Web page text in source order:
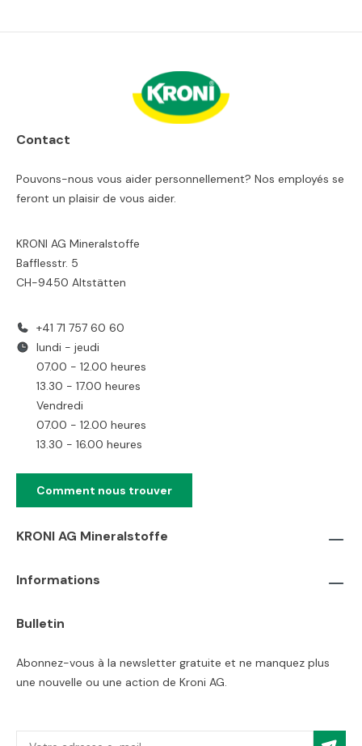
Contact
Pouvons-nous vous aider personnellement? Nos employés se
feront un plaisir de vous aider.
KRONI AG Mineralstoffe
Bafflesstr. 5
CH-9450 Altstätten
+41 71 757 60 60
lundi - jeudi
07.00 - 12.00 heures
13.30 - 17.00 heures
Vendredi
07.00 - 12.00 heures
13.30 - 16.00 heures
Comment nous trouver
KRONI AG Mineralstoffe
Informations
Bulletin
Abonnez-vous à la newsletter gratuite et ne manquez plus
une nouvelle ou une action de Kroni AG.